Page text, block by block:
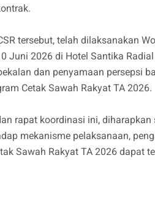
tersebut, telah dilaksanakan
Juni 2026 di Hotel Santika
dan penyamaan persepsi
Cetak Sawah Rakyat TA 2026.
rapat koordinasi ini,
mekanisme pelaksanaan,
Sawah Rakyat TA 2026 dapat